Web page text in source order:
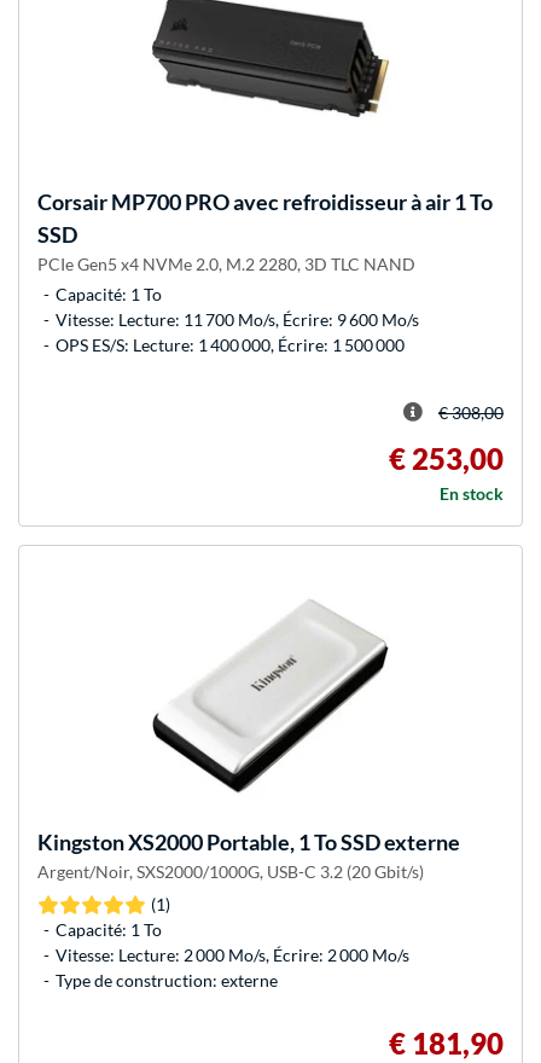
CorsairMP700 PRO avec refroidisseur à air 1 To
SSD
PCIe Gen5 x4 NVMe 2.0, M.2 2280, 3D TLC NAND
Capacité: 1 To
Vitesse: Lecture: 11 700 Mo/s, Écrire: 9 600 Mo/s
OPS ES/S: Lecture: 1 400 000, Écrire: 1 500 000
€ 308,00
€ 253,00
En stock
KingstonXS2000 Portable, 1 To SSD externe
Argent/Noir, SXS2000/1000G, USB-C 3.2 (20 Gbit/s)
(1)
Capacité: 1 To
Vitesse: Lecture: 2 000 Mo/s, Écrire: 2 000 Mo/s
Type de construction: externe
€ 181,90